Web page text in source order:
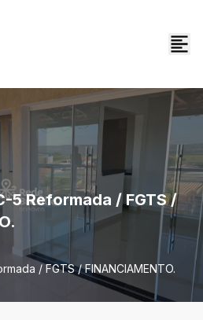
5 Reformada / FGTS /
/ FGTS / FINANCIAMENTO.